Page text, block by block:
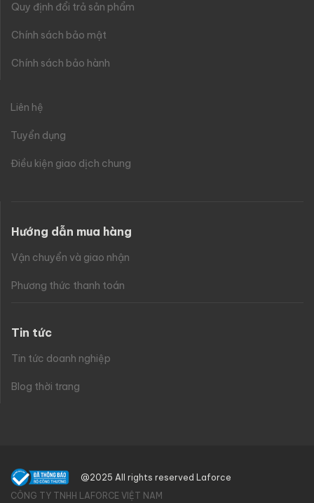
Quy định đổi trả sản phẩm
Chính sách bảo mật
Chính sách bảo hành
Liên hệ
Tuyển dụng
Điều kiện giao dịch chung
Hướng dẫn mua hàng
Vận chuyển và giao nhận
Phương thức thanh toán
Tin tức
Tin tức doanh nghiệp
Blog thời trang
@2025 All rights reserved Laforce
CÔNG TY TNHH LAFORCE VIỆT NAM